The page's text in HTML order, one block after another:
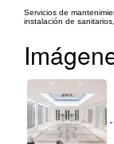
Servicios de
instalación de